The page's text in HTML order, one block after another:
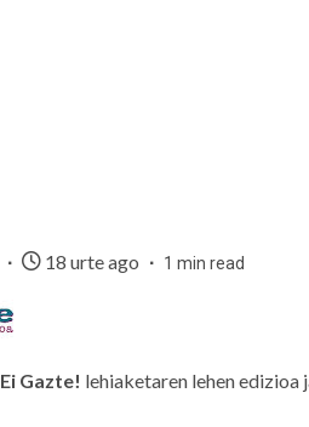
18 urte ago 1 min read
Ei Gazte! lehiaketaren lehen edizioa